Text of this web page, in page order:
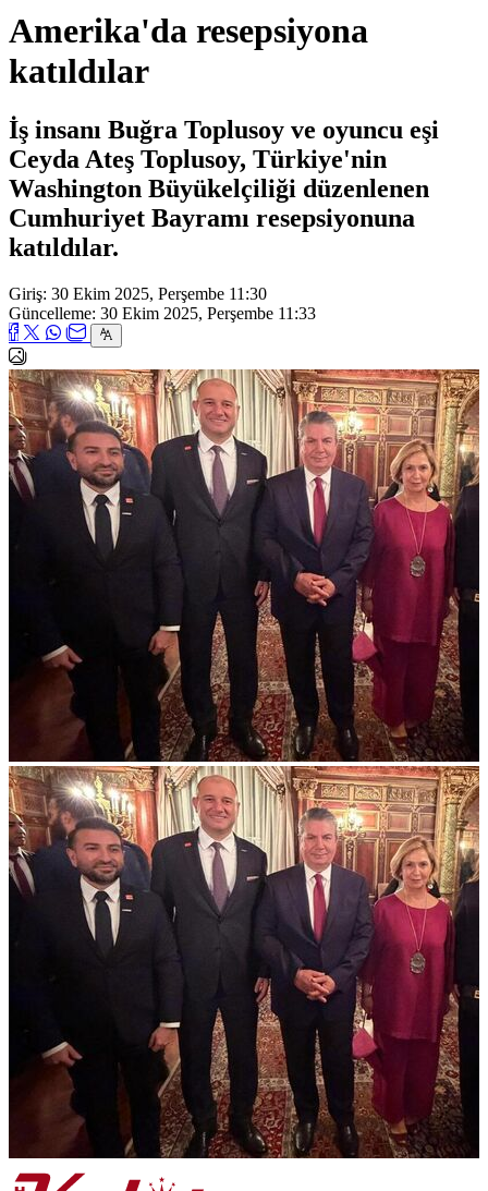
Amerika'da resepsiyona
katıldılar
İş insanı Buğra Toplusoy ve oyuncu eşi
Ceyda Ateş Toplusoy, Türkiye'nin
Washington Büyükelçiliği düzenlenen
Cumhuriyet Bayramı resepsiyonuna
katıldılar.
Giriş: 30 Ekim 2025, Perşembe 11:30
Güncelleme: 30 Ekim 2025, Perşembe 11:33